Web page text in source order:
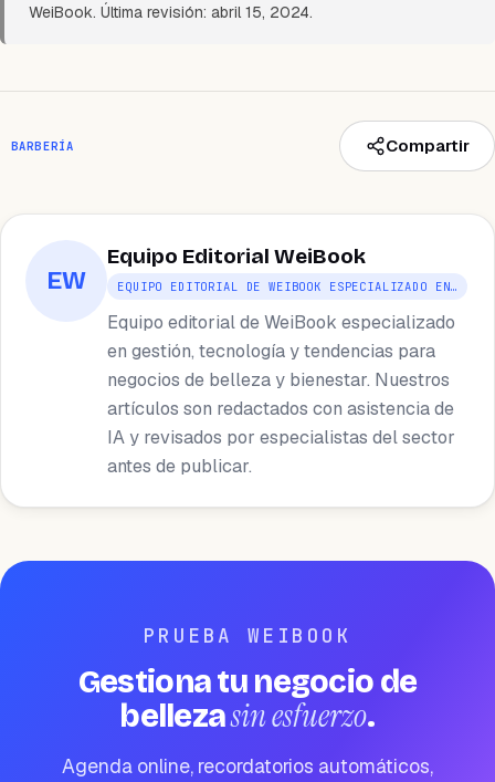
WeiBook. Última revisión: abril 15, 2024.
BARBERÍA Compartir
EW
Equipo Editorial WeiBook
EQUIPO EDITORIAL DE WEIBOOK ESPECIALIZADO EN…
Equipo editorial de WeiBook especializado
en gestión, tecnología y tendencias para
negocios de belleza y bienestar. Nuestros
artículos son redactados con asistencia de
IA y revisados por especialistas del sector
antes de publicar.
PRUEBA WEIBOOK
Gestiona tu negocio de
bellezasin esfuerzo.
Agenda online, recordatorios automáticos,